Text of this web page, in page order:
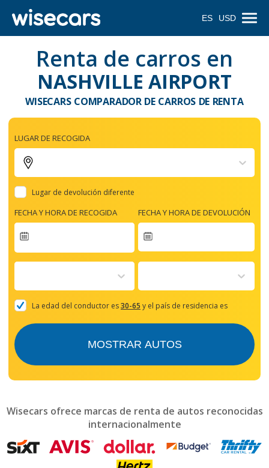
ES USD
Renta de carros en
NASHVILLE AIRPORT
WISECARS COMPARADOR DE CARROS DE RENTA
LUGAR DE RECOGIDA
Lugar de devolución diferente
FECHA Y HORA DE RECOGIDA
forward
with
the
and
mark
get
the
FECHA Y HORA DE DEVOLUCIÓN
La edad del conductor es30-65 y el país de residencia es
MOSTRAR AUTOS
Wisecars ofrece marcas de renta de autos reconocidas
internacionalmente